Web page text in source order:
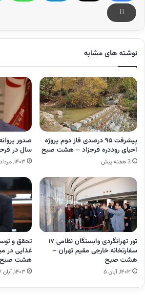
نوشته های مشابه
پیشرفت ۹۵ درصدی فاز دوم پروژه
احیای روددره فرحزاد – هشت صبح
3 هفته پیش
سال در
۱۴۰۳, مرداد ۱۵
تور تهرانگردی وابستگان نظامی ۱۷
سفارتخانه خارجی مقیم تهران –
هشت صبح
۱۴۰۳, آبان ۵
تحقق و
غذایی در
هشت صبح
۱۴۰۳, آبان ۲۷